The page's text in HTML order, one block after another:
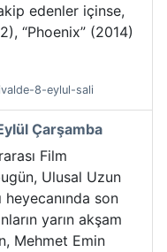
edenler içinse,
“Phoenix” (2014)
8-eylul-sali
Çarşamba
Film
Ulusal Uzun
heyecanında son
yarın akşam
Mehmet Emin